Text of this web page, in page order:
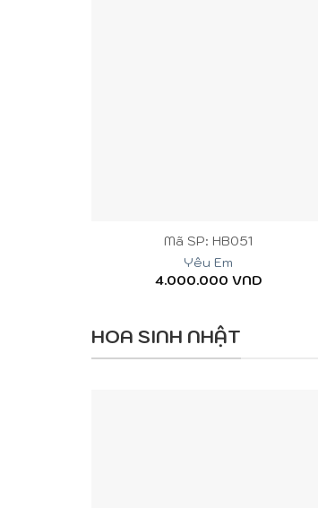
Mã SP: HB051
Yêu Em
4.000.000 VND
HOA SINH NHẬT